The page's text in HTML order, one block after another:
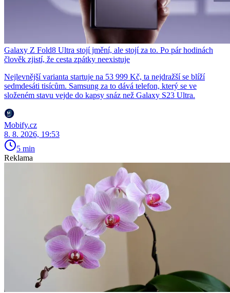
Galaxy Z Fold8 Ultra stojí jmění, ale stojí za to. Po pár hodinách
člověk zjistí, že cesta zpátky neexistuje
Nejlevnější varianta startuje na 53 999 Kč, ta nejdražší se blíží
sedmdesáti tisícům. Samsung za to dává telefon, který se ve
složeném stavu vejde do kapsy snáz než Galaxy S23 Ultra.
Mobify.cz
8. 8. 2026, 19:53
5 min
Reklama